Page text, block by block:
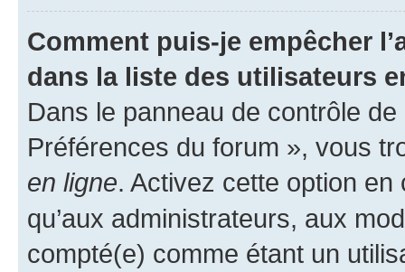
Comment puis-je empêcher
dans la liste des utilisateurs
Dans le panneau de contrôle
Préférences du forum », vous
en ligne. Activez cette option
qu’aux administrateurs, aux
compté(e) comme étant un